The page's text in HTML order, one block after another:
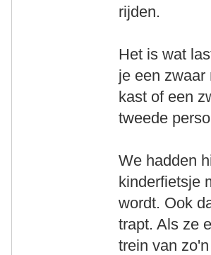
rijden.
Het is wat
je een zwaar
kast of een
tweede
We hadden
kinderfietsje
wordt. Ook
trapt. Als ze
trein van